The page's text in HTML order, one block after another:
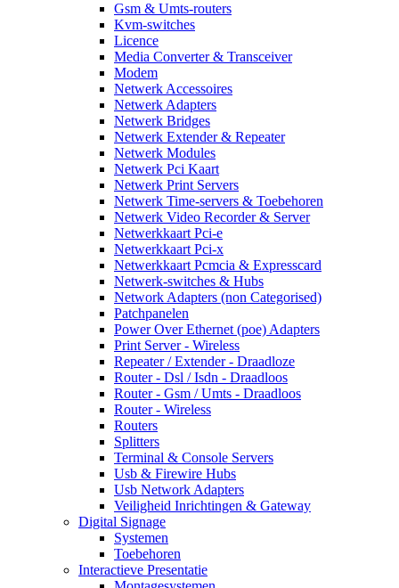
Gsm & Umts-routers
Kvm-switches
Licence
Media Converter & Transceiver
Modem
Netwerk Accessoires
Netwerk Adapters
Netwerk Bridges
Netwerk Extender & Repeater
Netwerk Modules
Netwerk Pci Kaart
Netwerk Print Servers
Netwerk Time-servers & Toebehoren
Netwerk Video Recorder & Server
Netwerkkaart Pci-e
Netwerkkaart Pci-x
Netwerkkaart Pcmcia & Expresscard
Netwerk-switches & Hubs
Network Adapters (non Categorised)
Patchpanelen
Power Over Ethernet (poe) Adapters
Print Server - Wireless
Repeater / Extender - Draadloze
Router - Dsl / Isdn - Draadloos
Router - Gsm / Umts - Draadloos
Router - Wireless
Routers
Splitters
Terminal & Console Servers
Usb & Firewire Hubs
Usb Network Adapters
Veiligheid Inrichtingen & Gateway
Digital Signage
Systemen
Toebehoren
Interactieve Presentatie